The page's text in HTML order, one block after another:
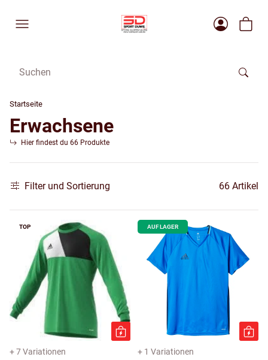
Startseite
Erwachsene
Hier findest du 66 Produkte
Filter und Sortierung 66 Artikel
TOP
+ 7 Variationen
AUF LAGER
+ 1 Variationen